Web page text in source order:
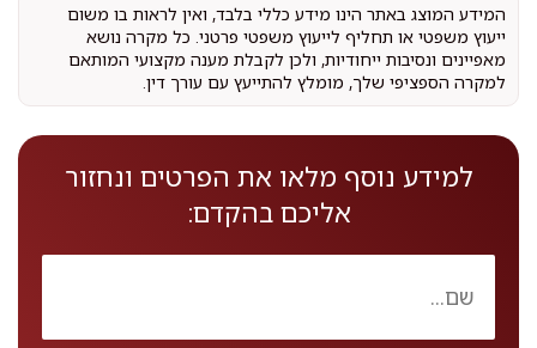
המידע המוצג באתר הינו מידע כללי בלבד, ואין לראות בו משום
ייעוץ משפטי או תחליף לייעוץ משפטי פרטני. כל מקרה נושא
מאפיינים ונסיבות ייחודיות, ולכן לקבלת מענה מקצועי המותאם
למקרה הספציפי שלך, מומלץ להתייעץ עם עורך דין.
למידע נוסף מלאו את הפרטים ונחזור
אליכם בהקדם: